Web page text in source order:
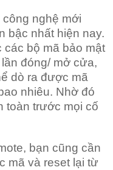
nghệ mới
bậc nhất hiện nay.
bộ mã bảo mật
đóng/ mở cửa,
dò ra được mã
nhiêu. Nhờ đó
toàn trước mọi cố
bạn cũng cần
mã và reset lại từ